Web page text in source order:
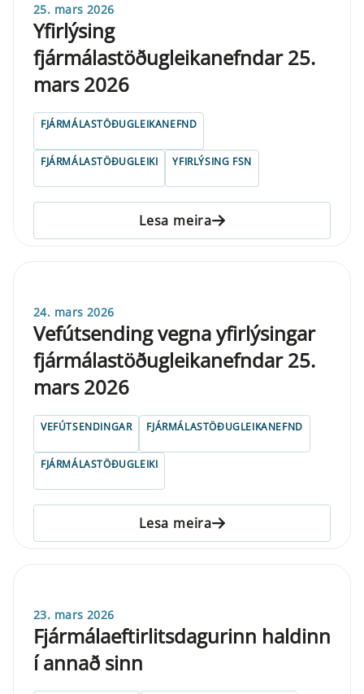
25. mars 2026
Yfirlýsing
fjármálastöðugleikanefndar 25.
mars 2026
FJÁRMÁLASTÖÐUGLEIKANEFND
FJÁRMÁLASTÖÐUGLEIKI YFIRLÝSING FSN
Lesa meira
24. mars 2026
Vefútsending vegna yfirlýsingar
fjármálastöðugleikanefndar 25.
mars 2026
VEFÚTSENDINGAR FJÁRMÁLASTÖÐUGLEIKANEFND
FJÁRMÁLASTÖÐUGLEIKI
Lesa meira
23. mars 2026
Fjármálaeftirlitsdagurinn haldinn
í annað sinn